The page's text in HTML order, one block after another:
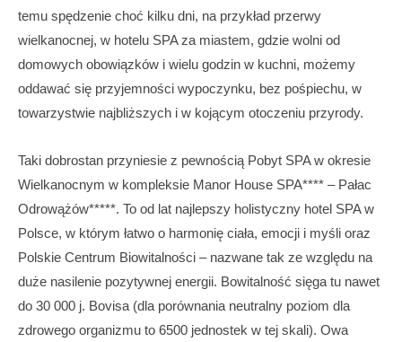
temu spędzenie choć kilku dni, na przykład przerwy
wielkanocnej, w hotelu SPA za miastem, gdzie wolni od
domowych obowiązków i wielu godzin w kuchni, możemy
oddawać się przyjemności wypoczynku, bez pośpiechu, w
towarzystwie najbliższych i w kojącym otoczeniu przyrody.
Taki dobrostan przyniesie z pewnością Pobyt SPA w okresie
Wielkanocnym w kompleksie Manor House SPA**** – Pałac
Odrowążów*****. To od lat najlepszy holistyczny hotel SPA w
Polsce, w którym łatwo o harmonię ciała, emocji i myśli oraz
Polskie Centrum Biowitalności – nazwane tak ze względu na
duże nasilenie pozytywnej energii. Bowitalność sięga tu nawet
do 30 000 j. Bovisa (dla porównania neutralny poziom dla
zdrowego organizmu to 6500 jednostek w tej skali). Owa